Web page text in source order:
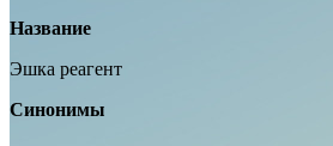
Название
Эшка реагент
Синонимы